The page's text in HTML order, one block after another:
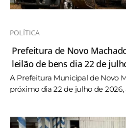
POLÍTICA
Prefeitura de Novo
leilão de bens dia 22 de
A Prefeitura Municipal de Novo
próximo dia 22 de julho de 2026,